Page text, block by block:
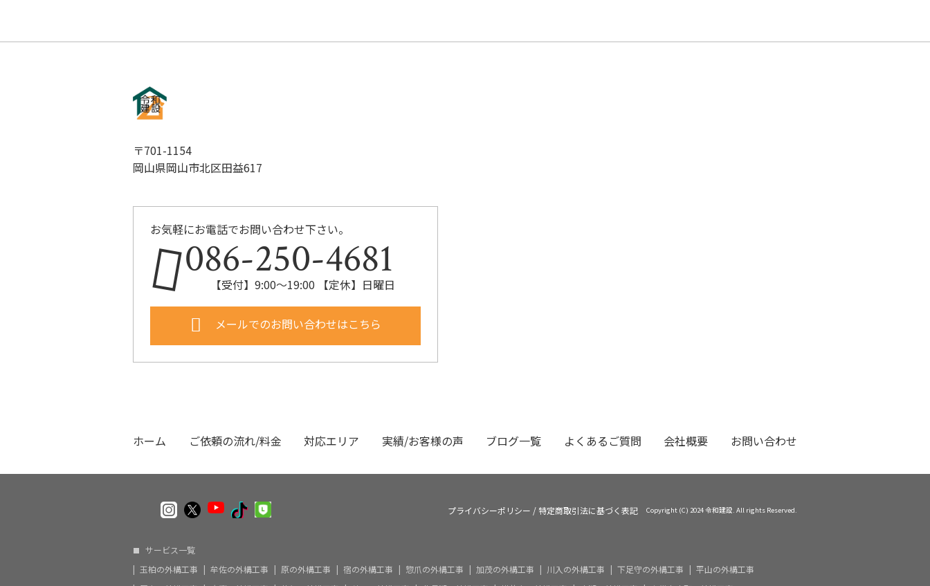
o
〒701-1154
岡山県岡山市北区田益617
お気軽にお電話でお問い合わせ下さい。
086-250-4681
【受付】9:00〜19:00 【定休】日曜日
メールでのお問い合わせはこちら
ホーム ご依頼の流れ/料金 対応エリア 実績/お客様の声 ブログ一覧 よくあるご質問 会社概要 お問い合わせ
プライバシーポリシー /特定商取引法に基づく表記 Copyright (C) 2024 令和建設. All rights Reserved.
サービス一覧
玉柏の外構工事
牟佐の外構工事 原の外構工事 宿の外構工事 惣爪の外構工事 加茂の外構工事 川入の外構工事 下足守の外構工事
平山の外構工事